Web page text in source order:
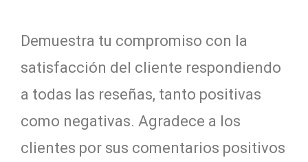
Demuestra tu compromiso con la
satisfacción del cliente respondiendo
a todas las reseñas, tanto positivas
como negativas. Agradece a los
clientes por sus comentarios positivos